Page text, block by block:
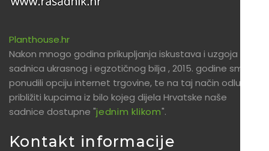
Planthouse.hr
Nakon mnogo godina prikupljanja iskustava i uzgoja
sadnica ukrasnog i egzotičnog bilja , 2015. godine smo
ponudili opciju internet trgovine, te na taj način odlučili
približiti kupcima iz bilo kojeg dijela Hrvatske naše
sadnice dostupne "jednim klikom".
Kontakt informacije